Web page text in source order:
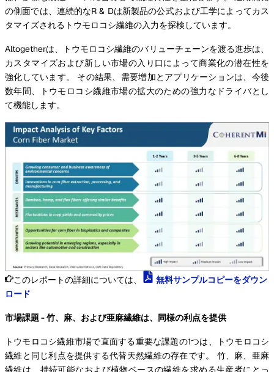
の側面では、連続的なR & Dは新製品の公式および工学によってカス
タマイズされるトウモロコシ繊維の入力を探検しています。
Altogetherは、トウモロコシ繊維のバリューチェーンを渡る進歩は、
カスタマイズおよび新しい市場の入り口によって商業化の潜在性を
強化しています。 その結果、需要増加とアプリケーションは、今後
数年間、トウモロコシ繊維市場の拡大のための強力なドライバとし
て機能します。
このレポートの詳細については、
無料サンプルコピーをダウン
ロード
市場課題 - 竹、麻、および亜麻繊維は、同様の利点を提供
トウモロコシ繊維市場で直面する重要な課題の1つは、トウモロコシ
繊維と同じ利点を提供する代替天然繊維の存在です。 竹、麻、亜麻
繊維は、持続可能なおよび植物ベースの繊維を求める生産者にとっ